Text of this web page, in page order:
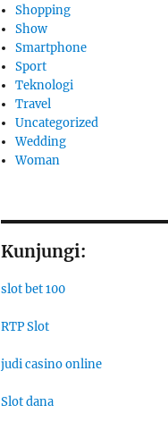
Shopping
Show
Smartphone
Sport
Teknologi
Travel
Uncategorized
Wedding
Woman
Kunjungi:
slot bet 100
RTP Slot
judi casino online
Slot dana